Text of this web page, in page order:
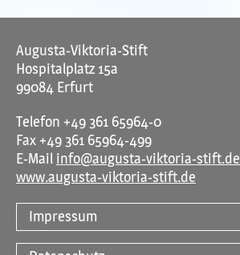
Augusta-Viktoria-Stift
Hospitalplatz 15a
99084 Erfurt
Telefon +49 361 65964-0
Fax +49 361 65964-499
E-Mail info@augusta-viktoria-stift.de
www.augusta-viktoria-stift.de
Impressum